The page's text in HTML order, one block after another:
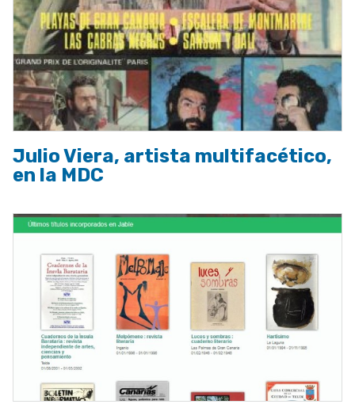
Julio Viera, artista multifacético,
en la MDC